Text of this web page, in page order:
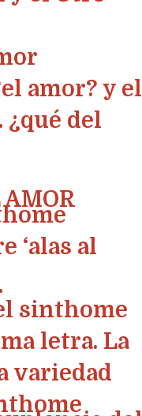
amor? y el
¿qué del
‘alas al
sinthome
letra. La
variedad